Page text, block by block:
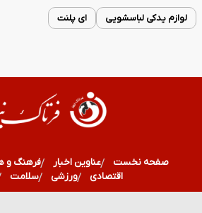
لوازم یدکی لباسشویی ای پلنت
صفحه نخست عناوین اخبار فرهنگ و
اقتصادی
ورزشی سلامت